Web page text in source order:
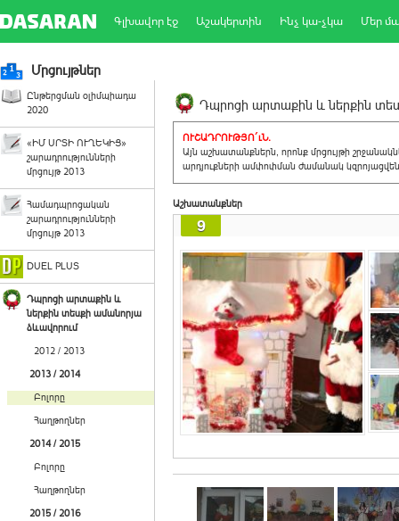
Գլխավոր էջ Աշակերտին Ինչ կա-չկա Մեր
Մրցույթներ
Ընթերցման օլիմպիադա
2020
«ԻՄ ՍՐՏԻ ՈՒՂԵԿԻՑ»
շարադրությունների
մրցույթ 2013
Համադպրոցական
շարադրությունների
մրցույթ 2013
DUEL PLUS
Դպրոցի արտաքին և
ներքին տեսքի ամանորյա
ձևավորում
2012 / 2013
2013 / 2014
Բոլորը
Հաղթողներ
2014 / 2015
Բոլորը
Հաղթողներ
2015 / 2016
Դպրոցի արտաքին և ներքին
ՈՒՇԱԴՐՈՒԹՅՈ´ւՆ.
Այն աշխատանքներն, որոնք մրցույթի
արդյուքների ամփոփման ժամանակ
Աշխատանքներ
9